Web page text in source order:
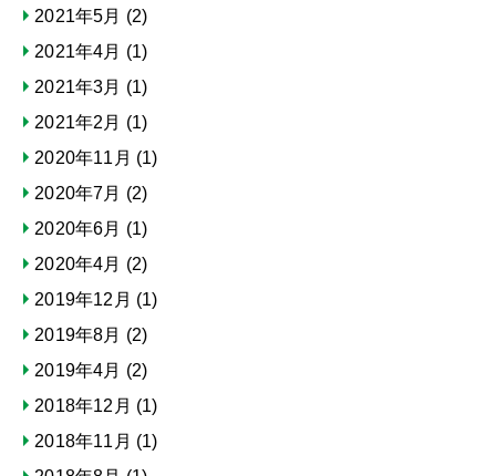
2021年5月 (2)
2021年4月 (1)
2021年3月 (1)
2021年2月 (1)
2020年11月 (1)
2020年7月 (2)
2020年6月 (1)
2020年4月 (2)
2019年12月 (1)
2019年8月 (2)
2019年4月 (2)
2018年12月 (1)
2018年11月 (1)